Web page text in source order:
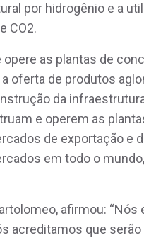
por hidrogênio e a
CO2.
opere as plantas de
oferta de produtos
da
e operem as
de exportação e
em todo o
afirmou:
acreditamos que serão